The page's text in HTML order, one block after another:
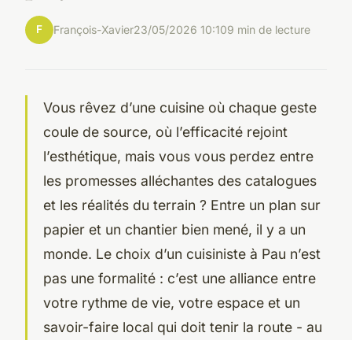
F François-Xavier23/05/2026 10:109 min de lecture
Vous rêvez d’une cuisine où chaque geste
coule de source, où l’efficacité rejoint
l’esthétique, mais vous vous perdez entre
les promesses alléchantes des catalogues
et les réalités du terrain ? Entre un plan sur
papier et un chantier bien mené, il y a un
monde. Le choix d’un cuisiniste à Pau n’est
pas une formalité : c’est une alliance entre
votre rythme de vie, votre espace et un
savoir-faire local qui doit tenir la route - au